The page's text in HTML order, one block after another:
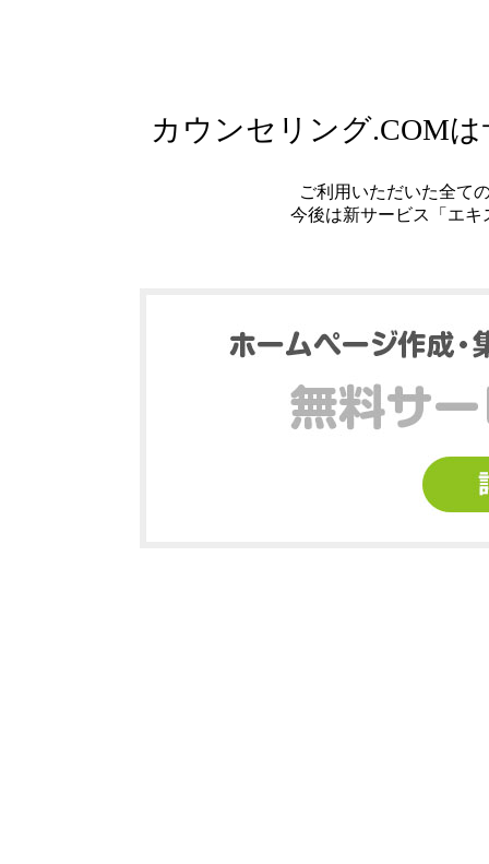
カウンセリング.COM
ご利用いただいた全て
今後は新サービス「エ